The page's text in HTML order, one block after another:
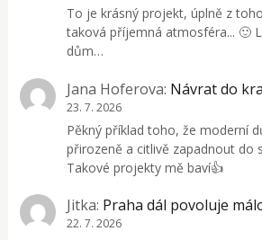
To je krásný projekt, úplně z
taková příjemná atmosféra... 🙂
dům…
Jana Hoferova: Návrat do
23. 7. 2026
Pěkný příklad toho, že moderní
přirozeně a citlivě zapadnout do
Takové projekty mě baví👍
Jitka: Praha dál povoluje
22. 7. 2026